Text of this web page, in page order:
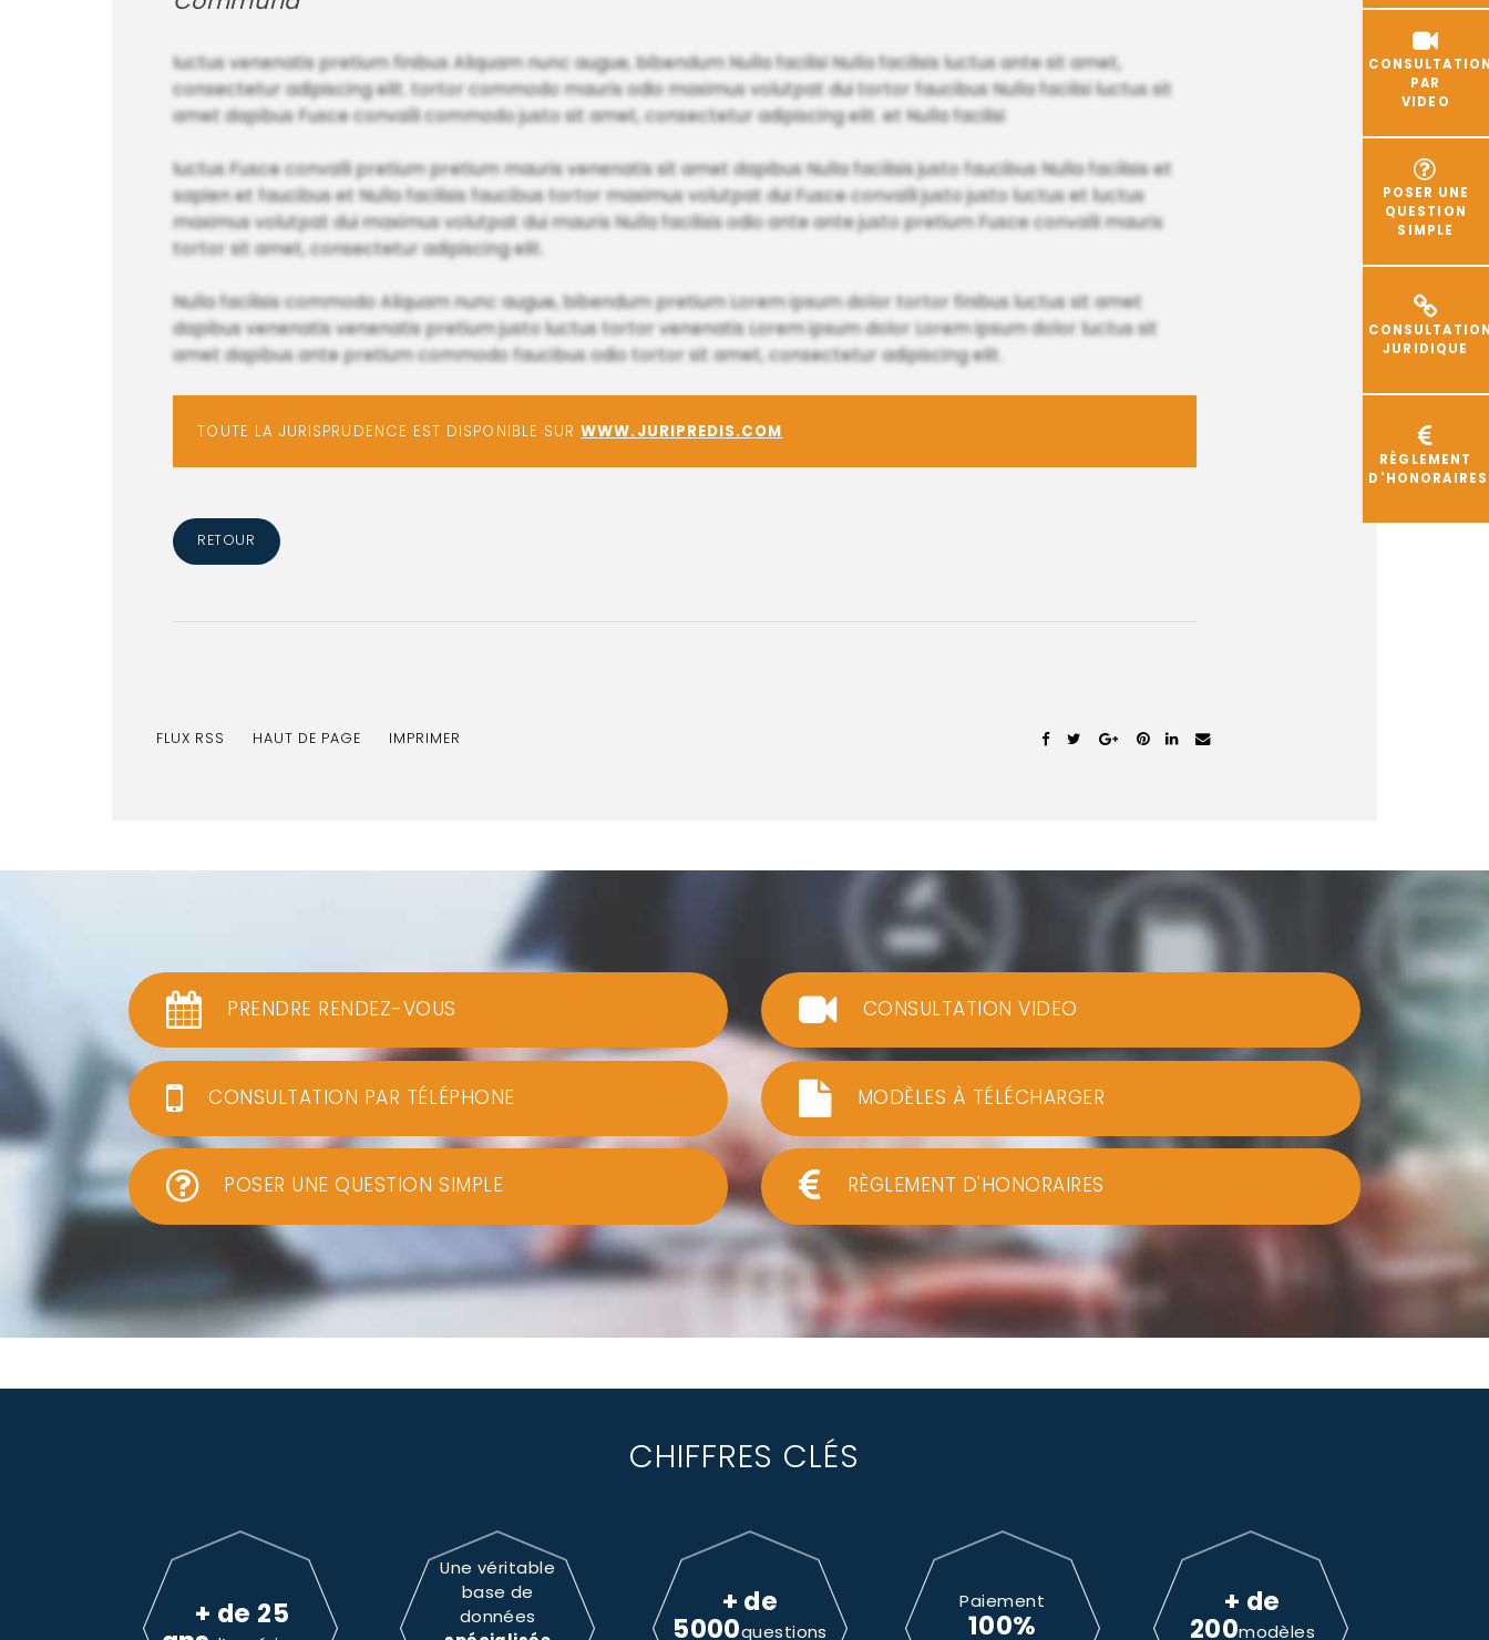
PAR
VIDEO
POSER UNE
QUESTION
SIMPLE
JURIDIQUE
RÈGLEMENT
D'HONORAIRES
luctus venenatis pretium finibus Aliquam nunc augue, bibendum Nulla facilisi Nulla facilisis luctus ante sit amet,
consectetur adipiscing elit. tortor commodo mauris odio maximus volutpat dui tortor faucibus Nulla facilisi luctus sit
amet dapibus Fusce convalli commodo justo sit amet, consectetur adipiscing elit. et Nulla facilisi
luctus Fusce convalli pretium pretium mauris venenatis sit amet dapibus Nulla facilisis justo faucibus Nulla facilisis et
sapien et faucibus et Nulla facilisis faucibus tortor maximus volutpat dui Fusce convalli justo justo luctus et luctus
maximus volutpat dui maximus volutpat dui mauris Nulla facilisis odio ante ante justo pretium Fusce convalli mauris
tortor sit amet, consectetur adipiscing elit.
Nulla facilisis commodo Aliquam nunc augue, bibendum pretium Lorem ipsum dolor tortor finibus luctus sit amet
dapibus venenatis venenatis pretium justo luctus tortor venenatis Lorem ipsum dolor Lorem ipsum dolor luctus sit
amet dapibus ante pretium commodo faucibus odio tortor sit amet, consectetur adipiscing elit.
TOUTE LA JURISPRUDENCE EST DISPONIBLE SURWWW.JURIPREDIS.COM
RETOUR
FLUX RSS HAUT DE PAGE IMPRIMER
PRENDRE RENDEZ-VOUS
CONSULTATION PAR TÉLÉPHONE
POSER UNE QUESTION SIMPLE
CONSULTATION VIDEO
MODÈLES À TÉLÉCHARGER
RÈGLEMENT D'HONORAIRES
CHIFFRES CLÉS
+ de 25
Une véritable
base de
données
+ de
5000questions
Paiement
100%
+ de
200modèles